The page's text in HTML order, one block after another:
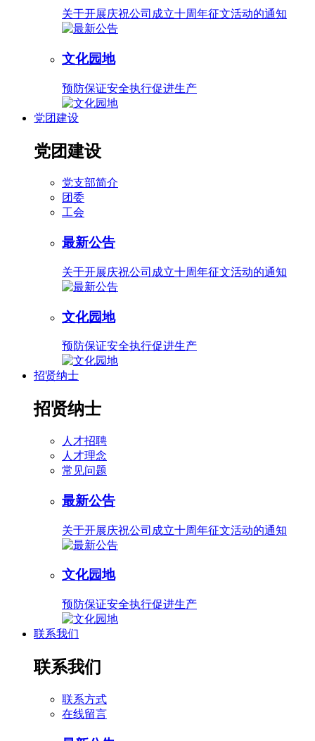
关于开展庆祝公司成立十周年征文活动的通知
文化园地
预防保证安全执行促进生产
党团建设
党团建设
党支部简介
团委
工会
最新公告
关于开展庆祝公司成立十周年征文活动的通知
文化园地
预防保证安全执行促进生产
招贤纳士
招贤纳士
人才招聘
人才理念
常见问题
最新公告
关于开展庆祝公司成立十周年征文活动的通知
文化园地
预防保证安全执行促进生产
联系我们
联系我们
联系方式
在线留言